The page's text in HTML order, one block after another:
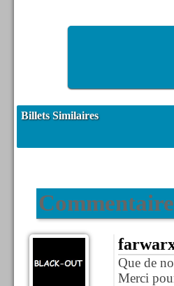
Billets Similaires
Que de
Merci